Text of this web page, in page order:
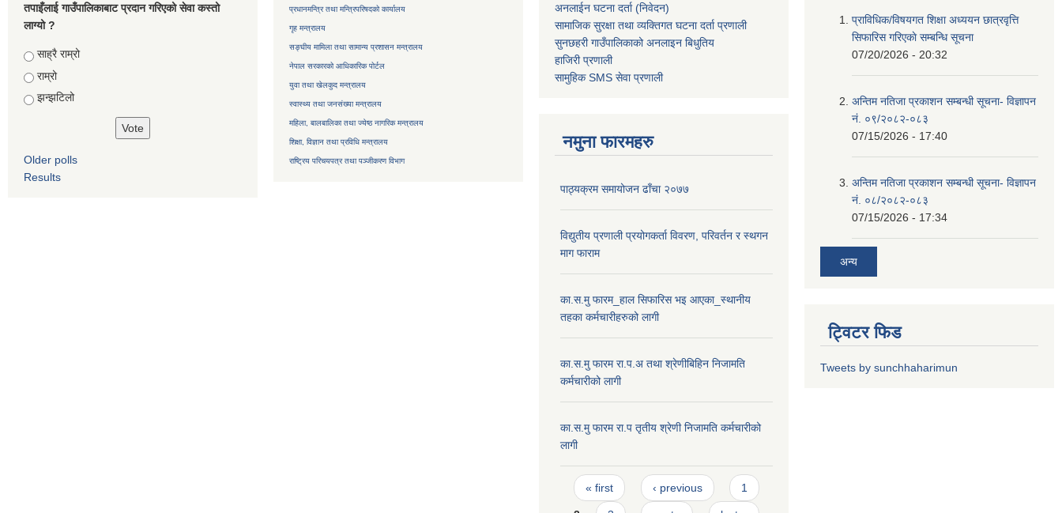
तपाइँलाई गाउँपालिकाबाट प्रदान गरिएको सेवा कस्तो
लाग्यो ?
Choices
साह्रै राम्रो
राम्रो
झन्झटिलो
Older polls
Results
प्रधानमन्त्रि तथा मन्त्रिपरिषदको कार्यालय
गृह मन्त्रालय
सङ्घीय मामिला तथा सामान्य प्रशासन मन्त्रालय
नेपाल सरकारको आधिकारिक पोर्टल
युवा तथा खेलकुद मन्त्रालय
स्वास्थ्य तथा जनसंख्या मन्त्रालय
महिला, बालबालिका तथा ज्येष्ठ नागरिक मन्त्रालय
शिक्षा, विज्ञान तथा प्रविधि मन्त्रालय
राष्ट्रिय परिचयपत्र तथापञ्जीकरण विभाग
अनलाईन घटना दर्ता (निवेदन)
सामाजिक सुरक्षा तथा व्यक्तिगत घटना दर्ताप्रणाली
सुनछहरी गाउँपालिकाको अनलाइन बिधुतिय
हाजिरी प्रणाली
सामुहिकSMS सेवाप्रणाली
नमुना फारमहरु
पाठ्यक्रम समायोजन ढाँचा २०७७
विद्युतीय प्रणाली प्रयोगकर्ता विवरण, परिवर्तन र स्थगन
माग फाराम
का.स.मु फारम_हाल सिफारिस भइ आएका_स्थानीय
तहका कर्मचारीहरुको लागी
का.स.मु फारम रा.प.अ तथा श्रेणीबिहिन निजामति
कर्मचारीको लागी
का.स.मु फारम रा.प तृतीय श्रेणी निजामति कर्मचारीको
लागी
Pages
« first ‹ previous 1
प्राविधिक/विषयगत शिक्षा अध्ययन छात्रवृत्ति
सिफारिस गरिएकाे सम्बन्धि सूचना
07/20/2026 - 20:32
अन्तिम नतिजा प्रकाशन सम्बन्धी सूचना- विज्ञापन
नं. ०९/२०८२-०८३
07/15/2026 - 17:40
अन्तिम नतिजा प्रकाशन सम्बन्धी सूचना- विज्ञापन
नं. ०८/२०८२-०८३
07/15/2026 - 17:34
अन्य
ट्विटर फिड
Tweets by sunchhaharimun